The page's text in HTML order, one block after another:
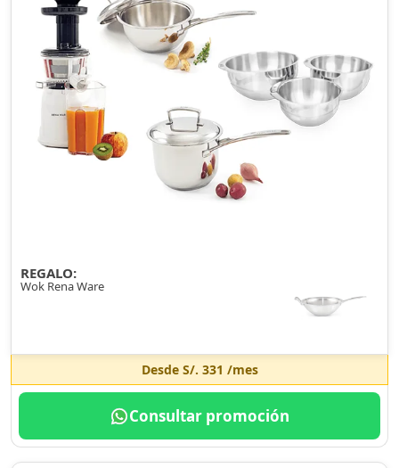
REGALO:
Wok Rena Ware
Desde S/. 331 /mes
Consultar promoción